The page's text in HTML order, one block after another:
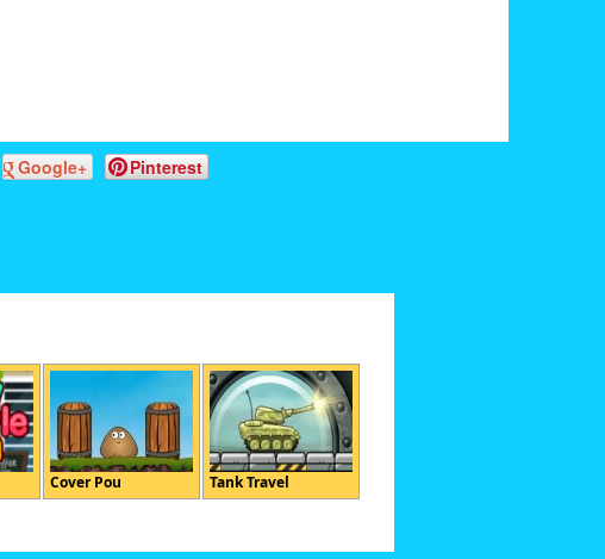
Google+ Pinterest
Cover Pou Tank Travel